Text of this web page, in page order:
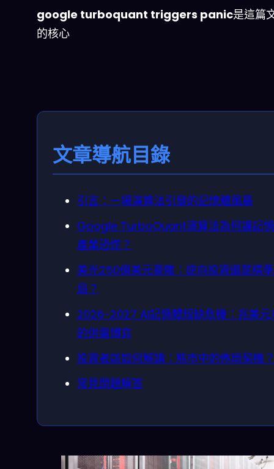
google turboquant triggers panic是這篇
的核心
文章導航目錄
引言：一場演算法引發的記憶體風暴
Google TurboQuant演算法為何讓記
產業恐慌？
美光250億美元豪賭：逆向投資還是精
局？
2026-2027 AI記憶體短缺危機：兆美元
的供需博弈
投資者該如何解讀：熊市中的佈局契機
常見問題解答